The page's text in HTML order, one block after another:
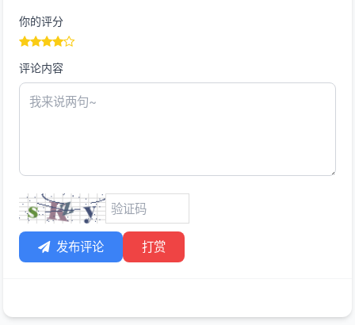
你的评分
评论内容
发布评论 打赏